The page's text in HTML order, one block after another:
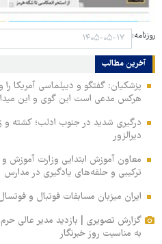
روزنامه:
آخرین مطالب
پزشکیان: گفتگو و دیپلماسی آمریکا را
هرکس مدعی است این گوی و این
دیرالزور
معاون آموزش ابتدایی وزارت آموزش
ترکیبی و حلقه‌های یادگیری در مدارس
ایران میزبان مسابقات فوتبال و فوتسال مدارس
گزارش تصویری | بازدید مدیر عالی
به مناسبت روز خبرنگار